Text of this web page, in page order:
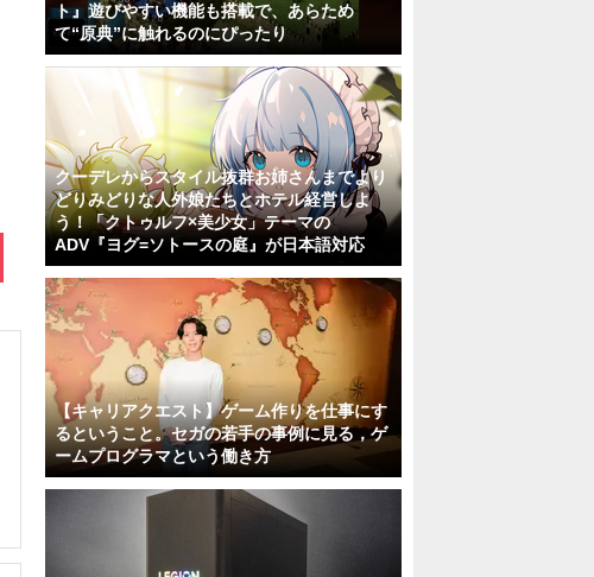
ト』遊びやすい機能も搭載で、あらため
て“原典”に触れるのにぴったり
クーデレからスタイル抜群お姉さんまでより
どりみどりな人外娘たちとホテル経営しよ
う！「クトゥルフ×美少女」テーマの
ADV『ヨグ=ソトースの庭』が日本語対応
【キャリアクエスト】ゲーム作りを仕事にす
るということ。セガの若手の事例に見る，ゲ
ームプログラマという働き方